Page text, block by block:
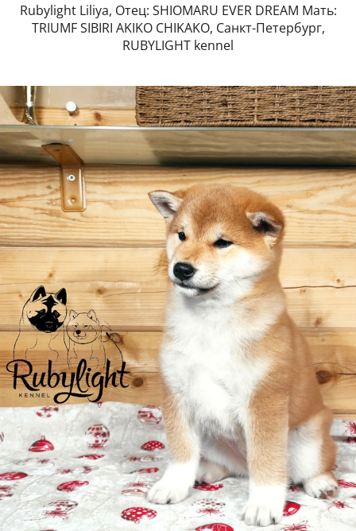
Rubylight Liliya, Отец: SHIOMARU EVER DREAM Мать:
TRIUMF SIBIRI AKIKO CHIKAKO, Санкт-Петербург,
RUBYLIGHT kennel